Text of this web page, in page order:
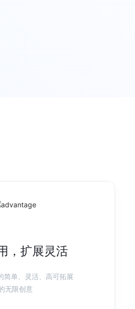
，扩展灵活
简单、灵活、高可拓展
无限创意